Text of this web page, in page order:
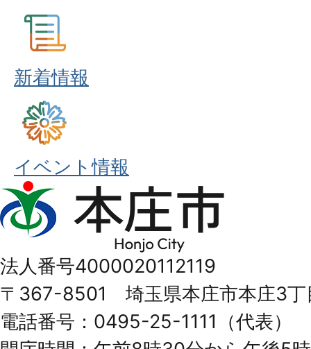
新着情報
イベント情報
本
庄
Honjo
City
法人番号4000020112119
〒367-8501 埼玉県本庄市本庄3丁
電話番号：0495-25-1111（代表）